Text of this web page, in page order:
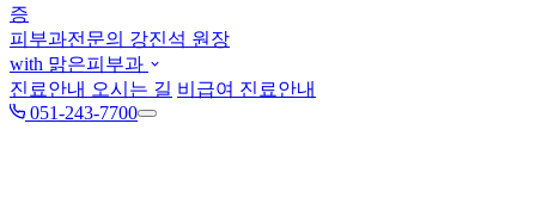
증
피부과전문의 강진석 원장
with 맑은피부과
진료안내 오시는 길 비급여 진료안내
051-243-7700